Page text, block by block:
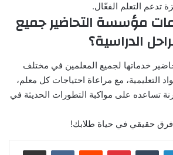
تدعم التعلم الفعّال.
مؤسسة التحاضير جميع
الدراسية؟
خدماتها لجميع المعلمين في مختلف
التعليمية، مع مراعاة احتياجات كل معلم،
تساعده على مواكبة التطورات الحديثة في
حقيقي في حياة طلابك!
لينكدإن بينتيريست مشاركة عبر البريد